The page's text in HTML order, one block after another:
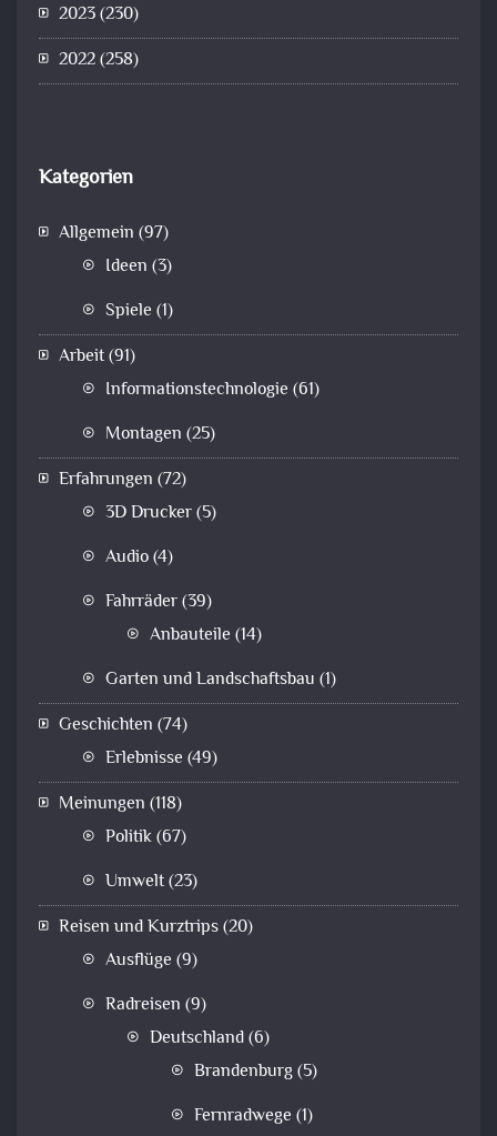
2023(230)
2022(258)
Kategorien
Allgemein (97)
Ideen (3)
Spiele (1)
Arbeit(91)
Informationstechnologie (61)
Montagen (25)
Erfahrungen (72)
3D Drucker(5)
Audio(4)
Fahrräder(39)
Anbauteile (14)
Garten und Landschaftsbau (1)
Geschichten (74)
Erlebnisse (49)
Meinungen (118)
Politik(67)
Umwelt(23)
Reisen und Kurztrips(20)
Ausflüge (9)
Radreisen (9)
Deutschland(6)
Brandenburg(5)
Fernradwege (1)